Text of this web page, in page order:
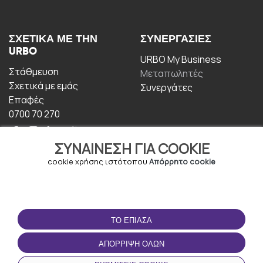
ΣΥΝΑΊΝΕΣΗ ΓΙΑ COOKIE
cookie χρήσης ιστότοπου Απόρρητο cookie
ΤΟ ΈΠΙΑΣΑ
ΑΠΌΡΡΙΨΗ ΌΛΩΝ
ΣΧΕΤΙΚΆ ΜΕ ΤΗΝ
URBO
Στάθμευση
Σχετικά με εμάς
Επαφές
0700 70 270
ΣΥΝΕΡΓΑΣΊΕΣ
URBO My Business
Μεταπωλητές
Συνεργάτες
ΟΡΟΙ ΧΡΉΣΗΣ
Οροι και Προϋποθέσεις
Πολιτική απορρήτου
ΚΑΤΕΒΆΣΤΕ ΤΗΝ
ΕΦΑΡΜΟΓΉ